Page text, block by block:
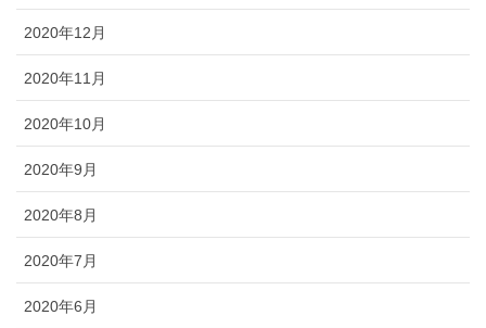
2020年12月
2020年11月
2020年10月
2020年9月
2020年8月
2020年7月
2020年6月